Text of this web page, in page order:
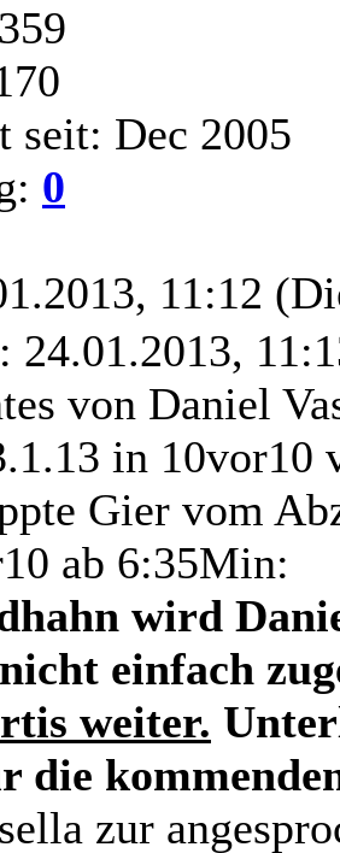
seit: Dec 2005
0
11:12
24.01.2013,
von Daniel
in 10vor10
Gier vom
ab 6:35Min:
wird
einfach
weiter.
die
zur